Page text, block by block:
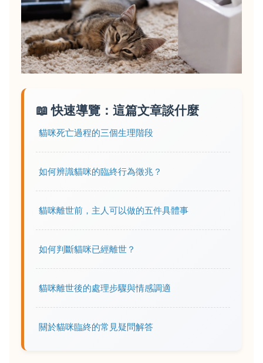
📖 快速導覽：這篇文章談什麼
貓咪死亡過程的三個生理階段
如何辨識貓咪的臨終行為徵兆？
貓咪離世前，主人可以做的五件具體事
如何判斷貓咪已經離世？
貓咪離世後的處理步驟與情感調適
關於貓咪臨終的常見疑問解答